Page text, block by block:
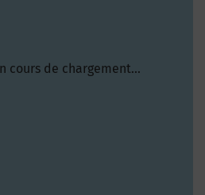
cours de chargement...